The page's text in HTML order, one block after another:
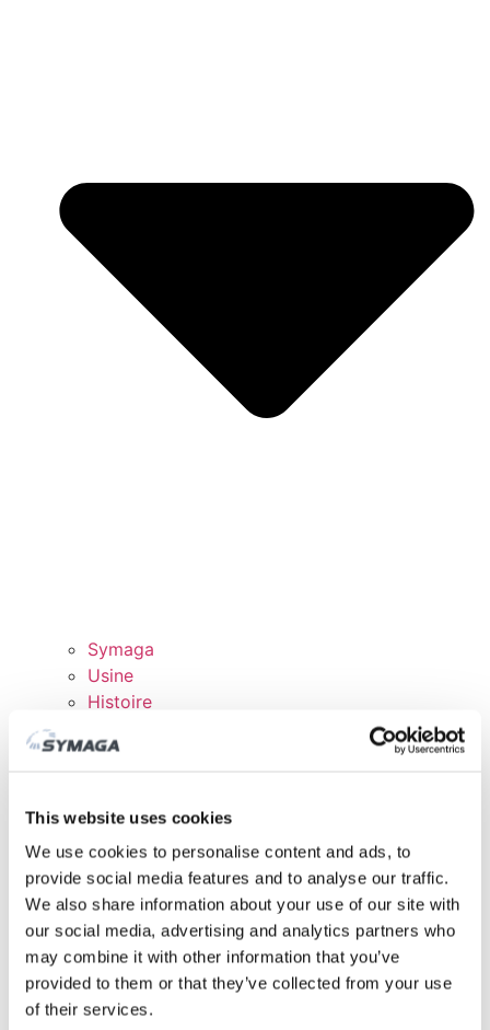
This website uses cookies
We use cookies to personalise content and ads, to
provide social media features and to analyse our traffic.
We also share information about your use of our site with
our social media, advertising and analytics partners who
may combine it with other information that you’ve
provided to them or that they’ve collected from your use
of their services.
Symaga
Usine
Histoire
Responsabilité des Entreprises
Certificats et politiques
DOMAINE CLIENTS